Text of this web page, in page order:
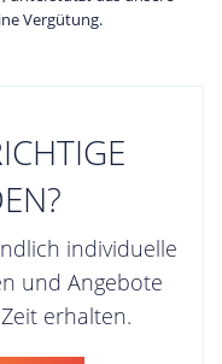
Vergütung.
individuelle
und Angebote
erhalten.